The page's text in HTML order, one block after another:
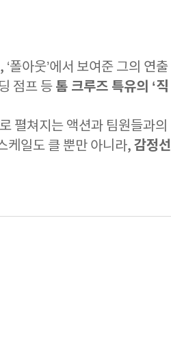
폴아웃’에서 보여준 그의 연출
점프 등 톰 크루즈 특유의 ‘직
펼쳐지는 액션과 팀원들과의
케일도 클 뿐만 아니라, 감정선